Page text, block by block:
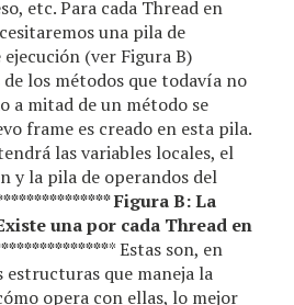
etc. Para cada Thread en
una pila de
(ver Figura B)
los métodos que todavía no
a mitad de un método se
frame es creado en esta pila.
las variables locales, el
y la pila de operandos del
************* Figura B: La
una por cada Thread en
*************** Estas son, en
estructuras que maneja la
opera con ellas, lo mejor